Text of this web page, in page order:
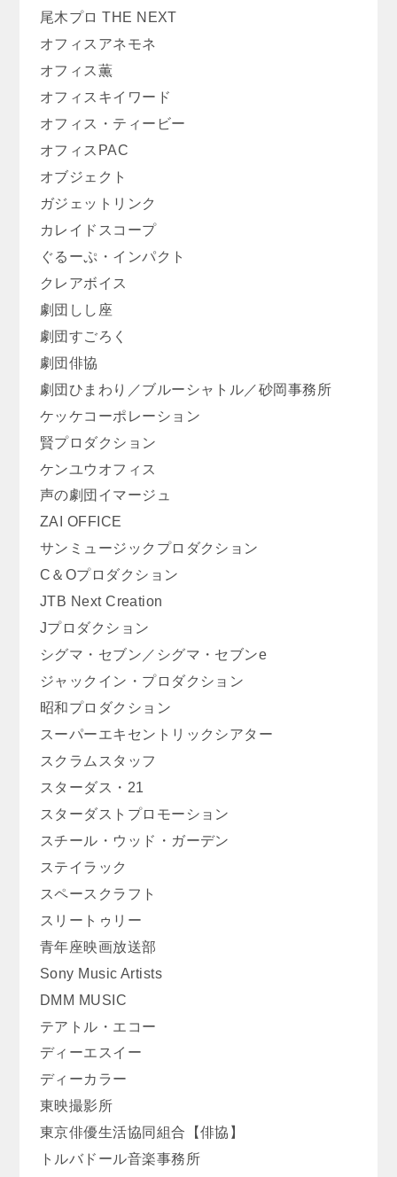
尾木プロ THE NEXT
オフィスアネモネ
オフィス薫
オフィスキイワード
オフィス・ティービー
オフィスPAC
オブジェクト
ガジェットリンク
カレイドスコープ
ぐるーぷ・インパクト
クレアボイス
劇団しし座
劇団すごろく
劇団俳協
劇団ひまわり／ブルーシャトル／砂岡事務所
ケッケコーポレーション
賢プロダクション
ケンユウオフィス
声の劇団イマージュ
ZAI OFFICE
サンミュージックプロダクション
C＆Oプロダクション
JTB Next Creation
Jプロダクション
シグマ・セブン／シグマ・セブンe
ジャックイン・プロダクション
昭和プロダクション
スーパーエキセントリックシアター
スクラムスタッフ
スターダス・21
スターダストプロモーション
スチール・ウッド・ガーデン
ステイラック
スペースクラフト
スリートゥリー
青年座映画放送部
Sony Music Artists
DMM MUSIC
テアトル・エコー
ディーエスイー
ディーカラー
東映撮影所
東京俳優生活協同組合【俳協】
トルバドール音楽事務所